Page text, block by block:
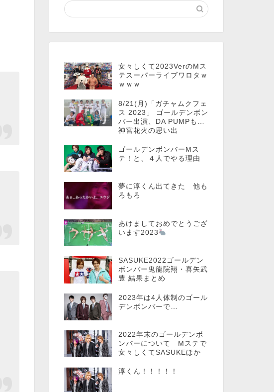
女々しくて2023VerのMス
テスーパーライブワロタｗ
ｗｗｗ
8/21(月)「ガチャムクフェ
ス 2023」 ゴールデンボン
バー出演、DA PUMPも…
神宮花火の思い出
ゴールデンボンバーMス
テ！と、４人でやる理由
夢に淳くん出てきた 他も
ろもろ
あけましておめでとうござ
います2023
SASUKE2022ゴールデン
ボンバー鬼龍院翔・喜矢武
豊 結果まとめ
2023年は4人体制のゴール
デンボンバーで…
2022年末のゴールデンボ
ンバーについて Mステで
女々しくてSASUKEほか
淳くん！！！！！